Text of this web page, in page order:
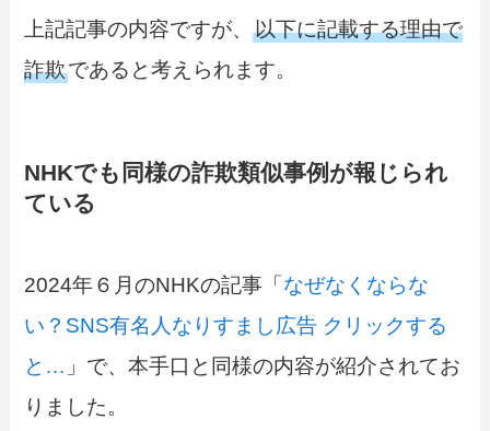
上記記事の内容ですが、以下に記載する理由で
詐欺であると考えられます。
NHKでも同様の詐欺類似事例が報じられ
ている
2024年６月のNHKの記事「なぜなくならな
い？SNS有名人なりすまし広告 クリックする
と… 」で、本手口と同様の内容が紹介されてお
りました。